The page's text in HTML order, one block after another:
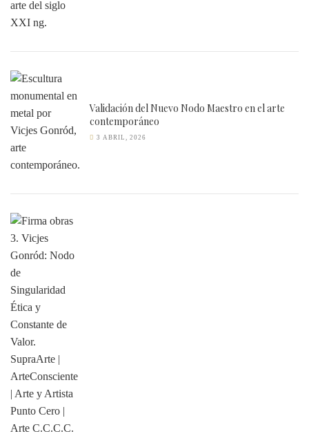
Validación del Nuevo Nodo Maestro en el arte
contemporáneo
3 ABRIL, 2026